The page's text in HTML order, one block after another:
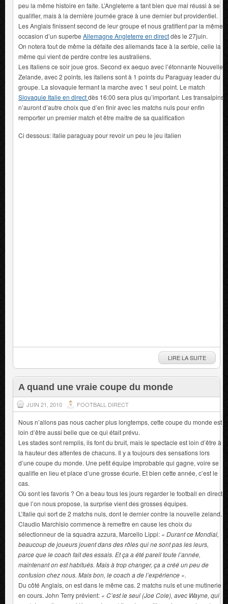
peu la même histoire en faite. L’Angleterre a tant bien que mal réussi à se
qualifier, mais à la dernière journée grace à une dernier but providentiel.
Les Anglais finissent second de leur groupe et nous gratifient par la même
occasion d’un superbe Allemagne Angleterre en directdès le 27juin.
On notera tout de même la défaite des allemands face à la serbie, celle la
même qui vient de perdre contre les australiens.
Les Italiens ce soir joue gros. Second ex aequo avec l’étonnante Nouvelle
Zelande, avec 2 points, les italiens sont à 1 points du Paraguay leader du
groupe. La slovaquie fermant la marche avec 1 seul point. Le match
Slovaquie Italie en directdès 16:00 sera plus qu’important. Les transalpins
n’auront d’autre choix que d’en finir avec les matchs nuls pour enfin
remporter un premier match et être maître de sa qualification
Ci dessous: italie paraguay pour revoir un peu le jeu italien
LIRE LA SUITE
A quand une vraie coupe du monde
JUIN 21, 2010 FOOTBALL DIRECT
Nous n’allons pas nous cacher plus longtemps, cette coupe du monde est
loin d’être aussi belle que ce qui était prévu.
Les stades sont remplis, ils font du bruit, mais le spectacle est loin d’être à
la hauteur des attentes de chacuns. Il y a toujours des sensations lors
d’une coupe du monde. Une petit équipe improbable qui gagne, voire se
qualifie en lieu et place d’une grosse écurie. Et bien cette année, c’est le
cas.
Où sont les favoris ? On a beau tous les jours regarder le football en direct
que l’on nous propose, la surprise vient des grosses équipes.
L’Italie qui sort de 2 matchs nuls, dont le dernier contre la nouvelle zeland.
Claudio Marchisio commence à remettre en cause les choix du
sélectionneur de la squadra azzura, Marcello Lippi: « Durant ce Mondial,
beaucoup de joueurs jouent dans des rôles qui ne sont pas les leurs,
parce que le coach fait des essais. Et ça a été pareil toute l’année,
maintenant on est habitués. Mais à trop changer, ça a créé un peu de
confusion chez nous. Mais bon, le coach a de l’expérience ».
Du côté Anglais, on est dans le même cas. 2 matchs nuls et une mutinerie
en cours. John Terry prévient: « C’est le seul (Joe Cole), avec Wayne, qui